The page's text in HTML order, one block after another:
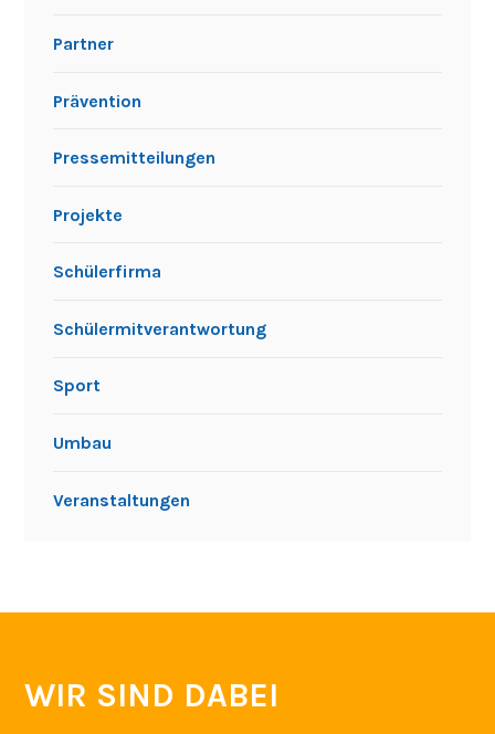
Partner
Prävention
Pressemitteilungen
Projekte
Schülerfirma
Schülermitverantwortung
Sport
Umbau
Veranstaltungen
WIR SIND DABEI